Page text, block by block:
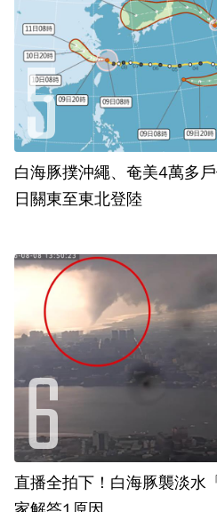
白海豚撲沖繩、奄美4萬多
日關東至東北登陸
直播全拍下！白海豚襲淡水